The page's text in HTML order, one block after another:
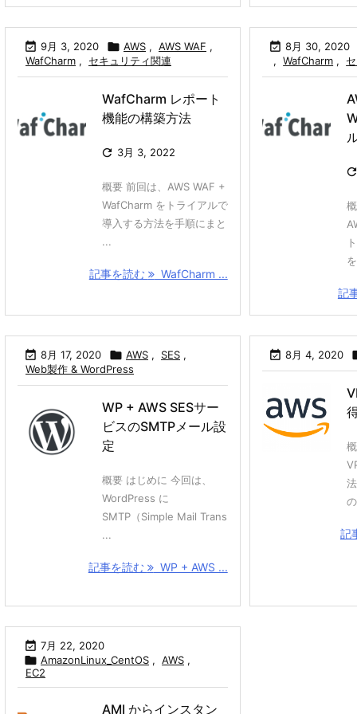
 9月 3, 2020  AWS , AWS WAF ,
WafCharm , セキュリティ関連
WafCharm レポート
機能の構築方法
 3月 3, 2022
概要 前回は、AWS WAF +
WafCharm をトライアルで
導入する方法を手順にまと
...
記事を読む WafCharm ...
 8月 30, 2020
, WafCharm ,
記
 8月 17, 2020  AWS , SES ,
Web製作 & WordPress
WP + AWS SESサー
ビスのSMTPメール設
定
概要 はじめに 今回は、
WordPress に
SMTP（Simple Mail Trans
...
記事を読む WP + AWS ...
 8月 4, 2020
記
 7月 22, 2020
 AmazonLinux_CentOS , AWS ,
EC2
AMI からインスタン